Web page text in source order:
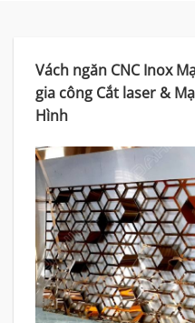
Vách ngăn CNC Inox
gia công Cắt laser &
Hình